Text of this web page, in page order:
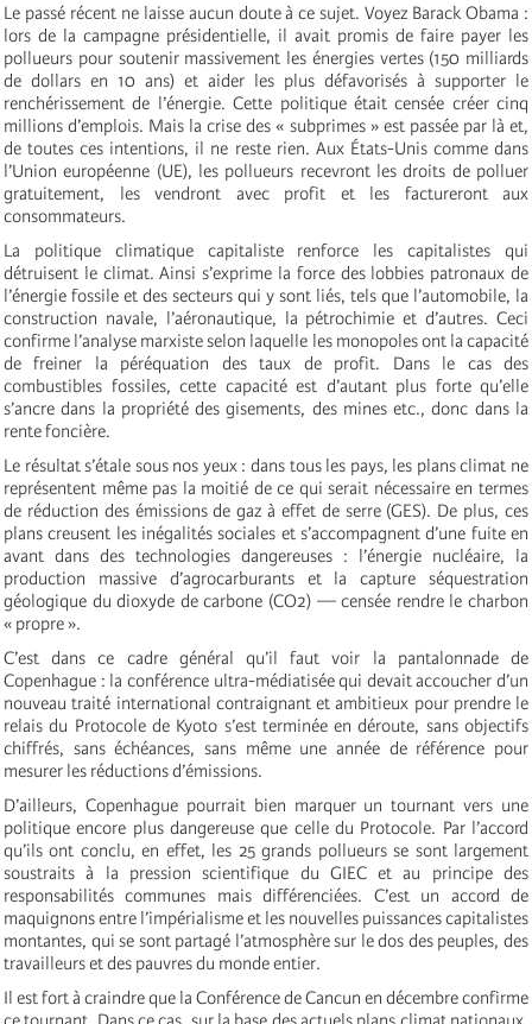
Le passé récent ne laisse aucun doute à ce sujet. Voyez Barack Obama :
lors de la campagne présidentielle, il avait promis de faire payer les
pollueurs pour soutenir massivement les énergies vertes (150 milliards
de dollars en 10 ans) et aider les plus défavorisés à supporter le
renchérissement de l’énergie. Cette politique était censée créer cinq
millions d’emplois. Mais la crise des « subprimes » est passée par là et,
de toutes ces intentions, il ne reste rien. Aux États-Unis comme dans
l’Union européenne (UE), les pollueurs recevront les droits de polluer
gratuitement, les vendront avec profit et les factureront aux
consommateurs.
La politique climatique capitaliste renforce les capitalistes qui
détruisent le climat. Ainsi s’exprime la force des lobbies patronaux de
l’énergie fossile et des secteurs qui y sont liés, tels que l’automobile, la
construction navale, l’aéronautique, la pétrochimie et d’autres. Ceci
confirme l’analyse marxiste selon laquelle les monopoles ont la capacité
de freiner la péréquation des taux de profit. Dans le cas des
combustibles fossiles, cette capacité est d’autant plus forte qu’elle
s’ancre dans la propriété des gisements, des mines etc., donc dans la
rente foncière.
Le résultat s’étale sous nos yeux : dans tous les pays, les plans climat ne
représentent même pas la moitié de ce qui serait nécessaire en termes
de réduction des émissions de gaz à effet de serre (GES). De plus, ces
plans creusent les inégalités sociales et s’accompagnent d’une fuite en
avant dans des technologies dangereuses : l’énergie nucléaire, la
production massive d’agrocarburants et la capture séquestration
géologique du dioxyde de carbone (CO2) — censée rendre le charbon
« propre ».
C’est dans ce cadre général qu’il faut voir la pantalonnade de
Copenhague : la conférence ultra-médiatisée qui devait accoucher d’un
nouveau traité international contraignant et ambitieux pour prendre le
relais du Protocole de Kyoto s’est terminée en déroute, sans objectifs
chiffrés, sans échéances, sans même une année de référence pour
mesurer les réductions d’émissions.
D’ailleurs, Copenhague pourrait bien marquer un tournant vers une
politique encore plus dangereuse que celle du Protocole. Par l’accord
qu’ils ont conclu, en effet, les 25 grands pollueurs se sont largement
soustraits à la pression scientifique du GIEC et au principe des
responsabilités communes mais différenciées. C’est un accord de
maquignons entre l’impérialisme et les nouvelles puissances capitalistes
montantes, qui se sont partagé l’atmosphère sur le dos des peuples, des
travailleurs et des pauvres du monde entier.
Il est fort à craindre que la Conférence de Cancun en décembre confirme